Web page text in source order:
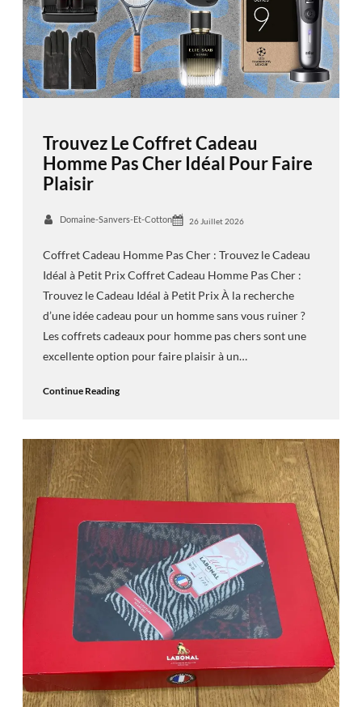
Trouvez Le Coffret Cadeau
Homme Pas Cher Idéal Pour Faire
Plaisir
Domaine-Sanvers-Et-Cotton 26 Juillet 2026
Coffret Cadeau Homme Pas Cher : Trouvez le Cadeau
Idéal à Petit Prix Coffret Cadeau Homme Pas Cher :
Trouvez le Cadeau Idéal à Petit Prix À la recherche
d’une idée cadeau pour un homme sans vous ruiner ?
Les coffrets cadeaux pour homme pas chers sont une
excellente option pour faire plaisir à un…
Continue Reading